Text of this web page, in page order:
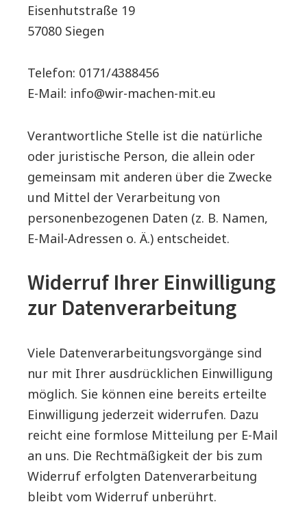
Eisenhutstraße 19
57080 Siegen
Telefon: 0171/4388456
E-Mail: info@wir-machen-mit.eu
Verantwortliche Stelle ist die natürliche
oder juristische Person, die allein oder
gemeinsam mit anderen über die Zwecke
und Mittel der Verarbeitung von
personenbezogenen Daten (z. B. Namen,
E-Mail-Adressen o. Ä.) entscheidet.
Widerruf Ihrer Einwilligung
zur Datenverarbeitung
Viele Datenverarbeitungsvorgänge sind
nur mit Ihrer ausdrücklichen Einwilligung
möglich. Sie können eine bereits erteilte
Einwilligung jederzeit widerrufen. Dazu
reicht eine formlose Mitteilung per E-Mail
an uns. Die Rechtmäßigkeit der bis zum
Widerruf erfolgten Datenverarbeitung
bleibt vom Widerruf unberührt.